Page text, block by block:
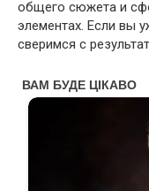
общего сюжета и
элементах. Если вы
сверимся с